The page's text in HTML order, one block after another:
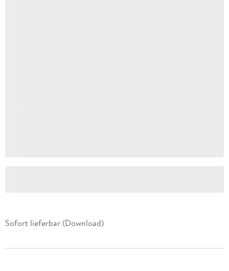
Sofort lieferbar (Download)